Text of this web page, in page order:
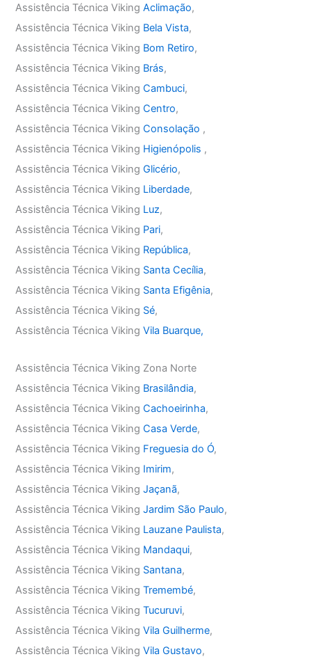
Assistência Técnica VikingAclimação,
Assistência Técnica Viking Bela Vista,
Assistência Técnica Viking Bom Retiro,
Assistência Técnica Viking Brás,
Assistência Técnica VikingCambuci,
Assistência Técnica VikingCentro,
Assistência Técnica VikingConsolação ,
Assistência Técnica Viking Higienópolis ,
Assistência Técnica VikingGlicério,
Assistência Técnica Viking Liberdade,
Assistência Técnica Viking Luz,
Assistência Técnica Viking Pari,
Assistência Técnica Viking República,
Assistência Técnica Viking Santa Cecília,
Assistência Técnica Viking Santa Efigênia,
Assistência Técnica Viking Sé,
Assistência Técnica VikingVila Buarque,
Assistência Técnica Viking Zona Norte
Assistência Técnica Viking Brasilândia,
Assistência Técnica VikingCachoeirinha,
Assistência Técnica VikingCasa Verde,
Assistência Técnica Viking Freguesia do Ó,
Assistência Técnica Viking Imirim,
Assistência Técnica VikingJaçanã,
Assistência Técnica VikingJardim São Paulo,
Assistência Técnica Viking Lauzane Paulista,
Assistência Técnica Viking Mandaqui,
Assistência Técnica Viking Santana,
Assistência Técnica VikingTremembé,
Assistência Técnica VikingTucuruvi,
Assistência Técnica VikingVila Guilherme,
Assistência Técnica VikingVila Gustavo,